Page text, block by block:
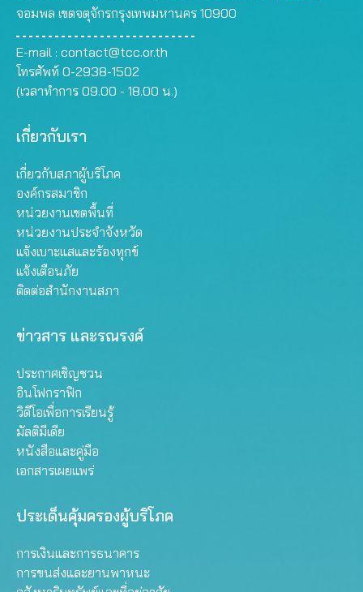
จอมพล เขตจตุจักรกรุงเทพมหานคร 10900
E-mail : contact@tcc.or.th
โทรศัพท์ 0-2938-1502
(เวลาทำการ 09.00 - 18.00 น.)
เกี่ยวกับเรา
เกี่ยวกับสภาผู้บริโภค
องค์กรสมาชิก
หน่วยงานเขตพื้นที่
หน่วยงานประจำจังหวัด
แจ้งเบาะแสและร้องทุกข์
แจ้งเตือนภัย
ติดต่อสำนักงานสภา
ข่าวสาร และรณรงค์
ประกาศเชิญชวน
อินโฟกราฟิก
วิดีโอเพื่อการเรียนรู้
มัลติมีเดีย
หนังสือและคู่มือ
เอกสารเผยแพร่
ประเด็นคุ้มครองผู้บริโภค
การเงินและการธนาคาร
การขนส่งและยานพาหนะ